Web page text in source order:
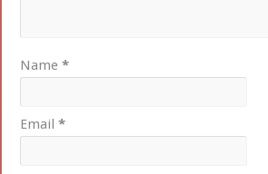
Name*
Email*